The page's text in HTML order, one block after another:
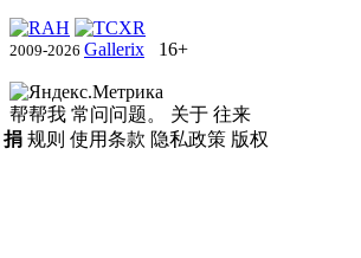
2009-2026 Gallerix 16+
帮帮我 常问问题。 关于 往来
捐 规则 使用条款 隐私政策 版权